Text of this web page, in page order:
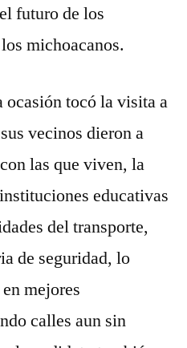
futuro de los
michoacanos.
ocasión tocó la visita a
vecinos dieron a
las que viven, la
educativas
del transporte,
de seguridad, lo
mejores
calles aun sin